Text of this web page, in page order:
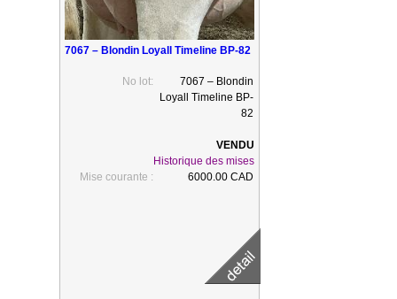
7067 – Blondin Loyall Timeline BP-82
No lot:
7067 – Blondin
Loyall Timeline BP-
82
Historique des mises
Mise courante :
6000.00 CAD